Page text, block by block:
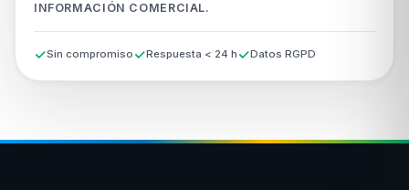
INFORMACIÓN COMERCIAL.
Sin compromiso Respuesta < 24 h Datos RGPD